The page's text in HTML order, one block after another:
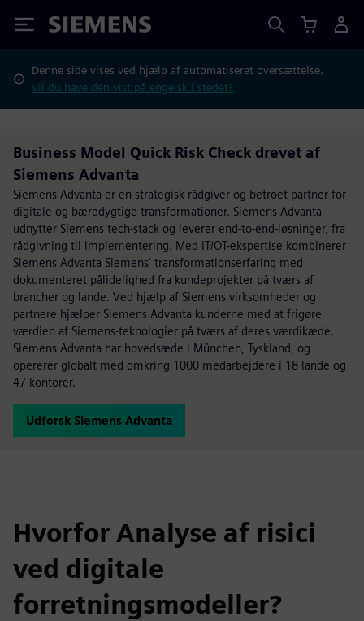
Siemens
Denne side vises ved hjælp af automatiseret oversættelse.
Vil du have den vist på engelsk i stedet?
Business Model Quick Risk Check drevet af
Siemens Advanta
Siemens Advanta er en strategisk rådgiver og betroet partner for
digitale og bæredygtige transformationer. Siemens Advanta
udnytter Siemens tech-stack og leverer end-to-end-løsninger, fra
rådgivning til implementering. Med IT/OT-ekspertise kombinerer
Siemens Advanta Siemens' transformationserfaring med
dokumenteret pålidelighed fra kundeprojekter på tværs af
brancher og lande. Ved hjælp af Siemens virksomheder og
partnere hjælper Siemens Advanta kunderne med at frigøre
værdien af Siemens-teknologier på tværs af deres værdikæde.
Siemens Advanta har hovedsæde i München, Tyskland, og
opererer globalt med omkring 1000 medarbejdere i 18 lande og
47 kontorer.
Udforsk Siemens Advanta
Hvorfor Analyse af risici
ved digitale
forretningsmodeller?